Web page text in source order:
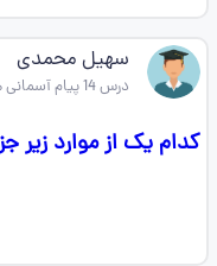
سهیل محمدی
درس 14 پیام آسمانی هشتم
کدام یک از موارد زیر